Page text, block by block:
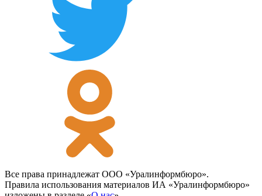
Все права принадлежат ООО «Уралинформбюро».
Правила использования материалов ИА «Уралинформбюро»